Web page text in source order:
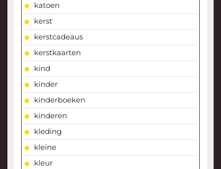
katoen
kerst
kerstcadeaus
kerstkaarten
kind
kinder
kinderboeken
kinderen
kleding
kleine
kleur